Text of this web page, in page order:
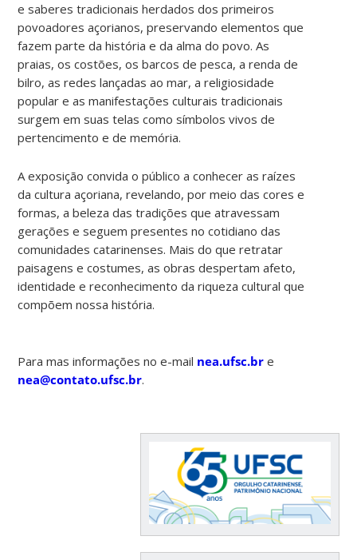
e saberes tradicionais herdados dos primeiros
povoadores açorianos, preservando elementos que
fazem parte da história e da alma do povo. As
praias, os costões, os barcos de pesca, a renda de
bilro, as redes lançadas ao mar, a religiosidade
popular e as manifestações culturais tradicionais
surgem em suas telas como símbolos vivos de
pertencimento e de memória.
A exposição convida o público a conhecer as raízes
da cultura açoriana, revelando, por meio das cores e
formas, a beleza das tradições que atravessam
gerações e seguem presentes no cotidiano das
comunidades catarinenses. Mais do que retratar
paisagens e costumes, as obras despertam afeto,
identidade e reconhecimento da riqueza cultural que
compõem nossa história.
Para mas informações no e-mail nea.ufsc.br e
nea@contato.ufsc.br.